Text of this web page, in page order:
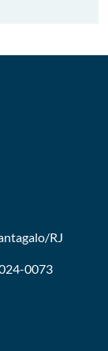
RJ
0073